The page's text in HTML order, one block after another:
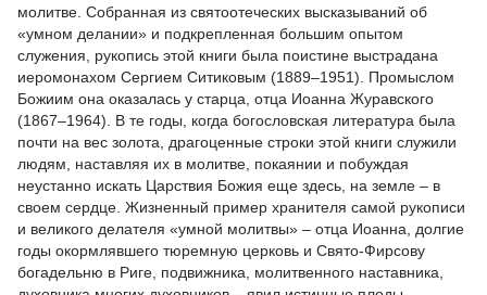
молитве. Собранная из святоотеческих высказываний об
«умном делании» и подкрепленная большим опытом
служения, рукопись этой книги была поистине выстрадана
иеромонахом Сергием Ситиковым (1889–1951). Промыслом
Божиим она оказалась у старца, отца Иоанна Журавского
(1867–1964). В те годы, когда богословская литература была
почти на вес золота, драгоценные строки этой книги служили
людям, наставляя их в молитве, покаянии и побуждая
неустанно искать Царствия Божия еще здесь, на земле – в
своем сердце. Жизненный пример хранителя самой рукописи
и великого делателя «умной молитвы» – отца Иоанна, долгие
годы окормлявшего тюремную церковь и Свято-Фирсову
богадельню в Риге, подвижника, молитвенного наставника,